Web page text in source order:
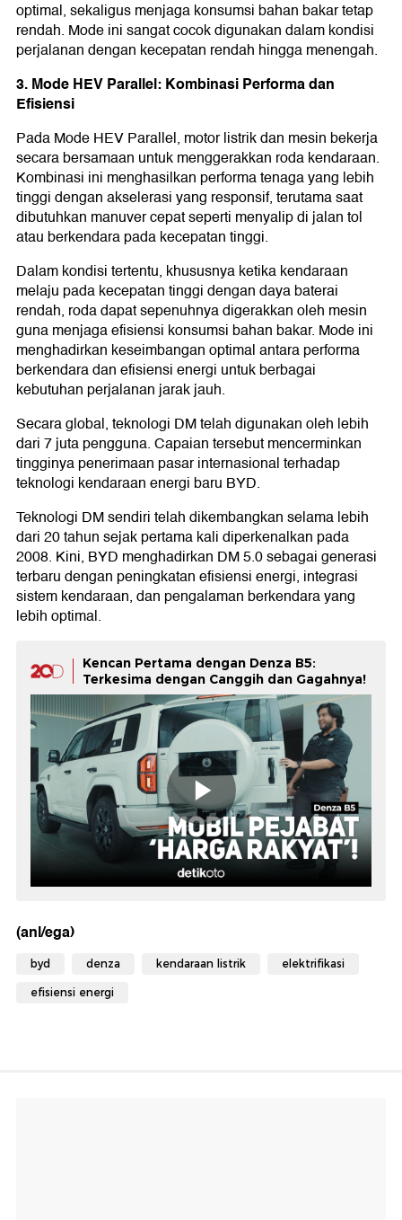
optimal, sekaligus menjaga konsumsi bahan bakar tetap
rendah. Mode ini sangat cocok digunakan dalam kondisi
perjalanan dengan kecepatan rendah hingga menengah.
3. Mode HEV Parallel: Kombinasi Performa dan
Efisiensi
Pada Mode HEV Parallel, motor listrik dan mesin bekerja
secara bersamaan untuk menggerakkan roda kendaraan.
Kombinasi ini menghasilkan performa tenaga yang lebih
tinggi dengan akselerasi yang responsif, terutama saat
dibutuhkan manuver cepat seperti menyalip di jalan tol
atau berkendara pada kecepatan tinggi.
Dalam kondisi tertentu, khususnya ketika kendaraan
melaju pada kecepatan tinggi dengan daya baterai
rendah, roda dapat sepenuhnya digerakkan oleh mesin
guna menjaga efisiensi konsumsi bahan bakar. Mode ini
menghadirkan keseimbangan optimal antara performa
berkendara dan efisiensi energi untuk berbagai
kebutuhan perjalanan jarak jauh.
Secara global, teknologi DM telah digunakan oleh lebih
dari 7 juta pengguna. Capaian tersebut mencerminkan
tingginya penerimaan pasar internasional terhadap
teknologi kendaraan energi baru BYD.
Teknologi DM sendiri telah dikembangkan selama lebih
dari 20 tahun sejak pertama kali diperkenalkan pada
2008. Kini, BYD menghadirkan DM 5.0 sebagai generasi
terbaru dengan peningkatan efisiensi energi, integrasi
sistem kendaraan, dan pengalaman berkendara yang
lebih optimal.
Kencan Pertama dengan Denza B5:
Terkesima dengan Canggih dan Gagahnya!
(anl/ega)
byd denza kendaraan listrik elektrifikasi
efisiensi energi